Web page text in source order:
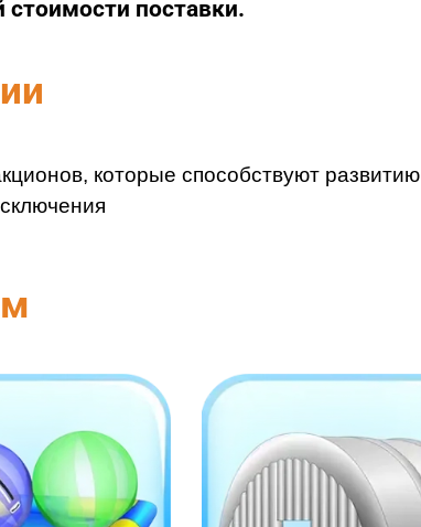
стоимости поставки.
которые способствуют развитию